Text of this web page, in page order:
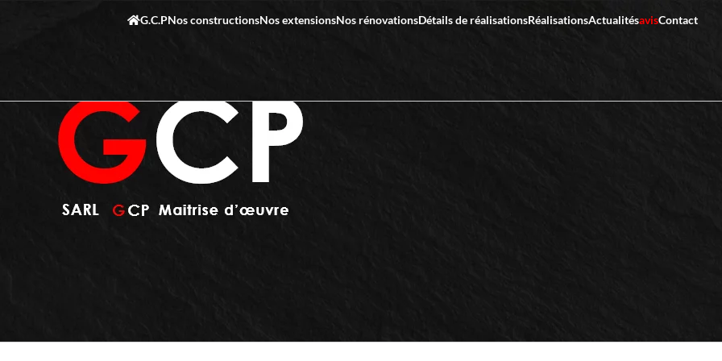
G.C.PNos constructionsNos extensionsNos rénovationsDétails de réalisationsRéalisationsActualitésavisContact